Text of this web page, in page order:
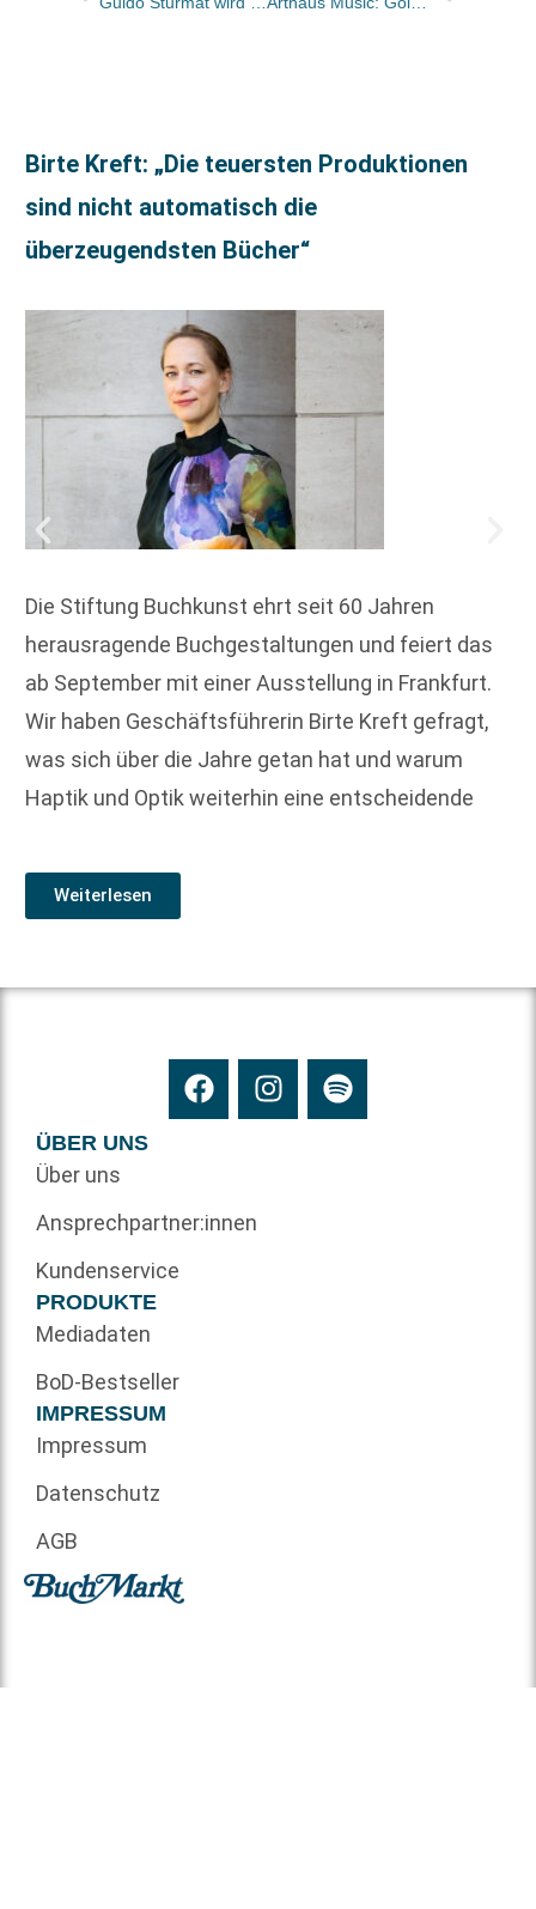
Birte Kreft: „Die teuersten Produktionen
sind nicht automatisch die
überzeugendsten Bücher“
Die Stiftung Buchkunst ehrt seit 60 Jahren
herausragende Buchgestaltungen und feiert das
ab September mit einer Ausstellung in Frankfurt.
Wir haben Geschäftsführerin Birte Kreft gefragt,
was sich über die Jahre getan hat und warum
Haptik und Optik weiterhin eine entscheidende
Weiterlesen
ÜBER UNS
Über uns
Ansprechpartner:innen
Kundenservice
PRODUKTE
Mediadaten
BoD-Bestseller
IMPRESSUM
Impressum
Datenschutz
AGB